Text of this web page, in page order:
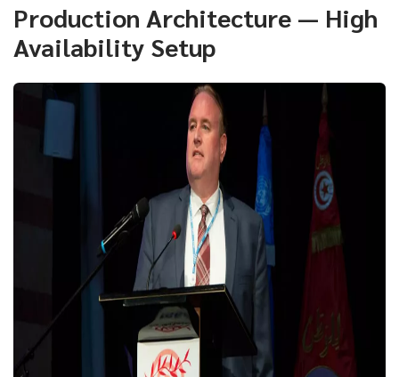
Production Architecture — High
Availability Setup